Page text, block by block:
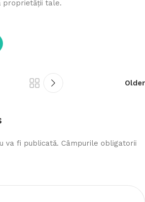
proprietății tale.
Older
va fi publicată. Câmpurile obligatorii